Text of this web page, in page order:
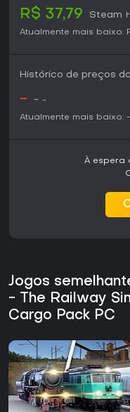
R$ 37,79 Steam
Atualmente mais baixo:
Histórico de preços
- - -
Atualmente mais baixo: -
À espera
Jogos
- The Railway
Cargo Pack PC